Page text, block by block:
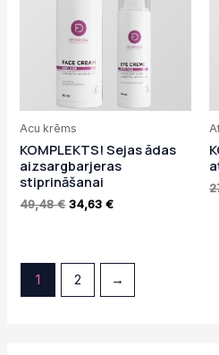
Acu krēms
KOMPLEKTS! Sejas ādas
aizsargbarjeras
stiprināšanai
49,48€ 34,63€
1 2 →